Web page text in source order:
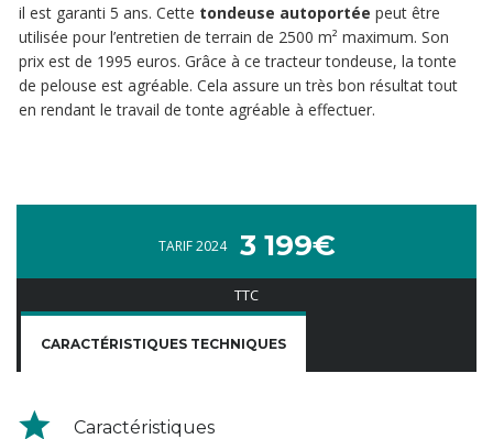
il est garanti 5 ans. Cette tondeuse autoportée peut être
utilisée pour l’entretien de terrain de 2500 m² maximum. Son
prix est de 1995 euros. Grâce à ce tracteur tondeuse, la tonte
de pelouse est agréable. Cela assure un très bon résultat tout
en rendant le travail de tonte agréable à effectuer.
TARIF 2024 3 199€
TTC
CARACTÉRISTIQUES TECHNIQUES
Caractéristiques